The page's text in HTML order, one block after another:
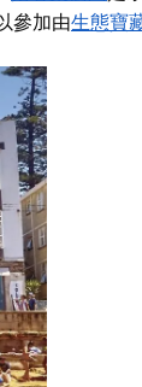
參加由生態寶